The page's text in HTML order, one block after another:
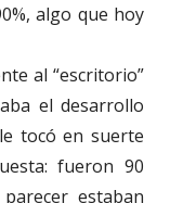
algo que hoy
al “escritorio”
el desarrollo
tocó en suerte
fueron 90
estaban